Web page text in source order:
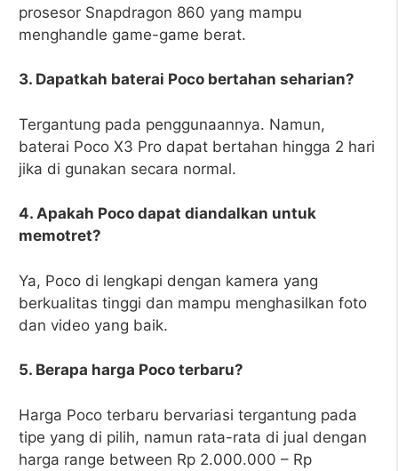
prosesor Snapdragon 860 yang mampu
menghandle game-game berat.
3. Dapatkah baterai Poco bertahan seharian?
Tergantung pada penggunaannya. Namun,
baterai Poco X3 Pro dapat bertahan hingga 2 hari
jika di gunakan secara normal.
4. Apakah Poco dapat diandalkan untuk
memotret?
Ya, Poco di lengkapi dengan kamera yang
berkualitas tinggi dan mampu menghasilkan foto
dan video yang baik.
5. Berapa harga Poco terbaru?
Harga Poco terbaru bervariasi tergantung pada
tipe yang di pilih, namun rata-rata di jual dengan
harga range between Rp 2.000.000 – Rp